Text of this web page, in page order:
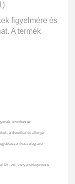
figyelmére és
A termék
azonban az
a dietetikai és allergén
kizárólag azon
Kft.-vel, vagy esetlegesen a